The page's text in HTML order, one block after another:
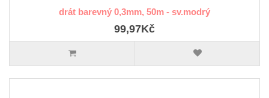
drát barevný 0,3mm, 50m - sv.modrý
99,97Kč